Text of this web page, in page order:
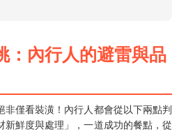
：內行人的避雷與品
非僅看裝潢！內行人都會從以下兩點判
新鮮度與處理」，一道成功的餐點，從